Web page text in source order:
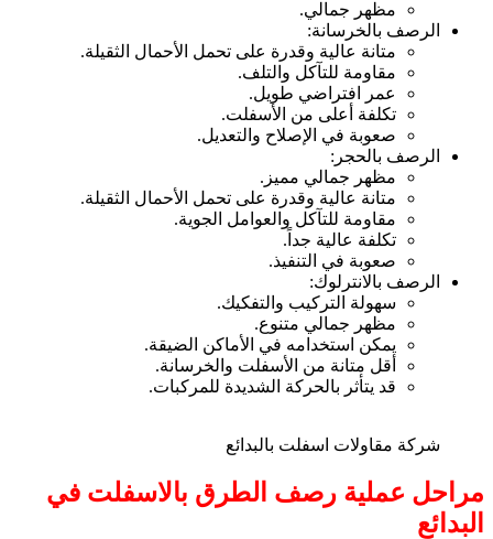
مظهر جمالي.
الرصف بالخرسانة:
متانة عالية وقدرة على تحمل الأحمال الثقيلة.
مقاومة للتآكل والتلف.
عمر افتراضي طويل.
تكلفة أعلى من الأسفلت.
صعوبة في الإصلاح والتعديل.
الرصف بالحجر:
مظهر جمالي مميز.
متانة عالية وقدرة على تحمل الأحمال الثقيلة.
مقاومة للتآكل والعوامل الجوية.
تكلفة عالية جداً.
صعوبة في التنفيذ.
الرصف بالانترلوك:
سهولة التركيب والتفكيك.
مظهر جمالي متنوع.
يمكن استخدامه في الأماكن الضيقة.
أقل متانة من الأسفلت والخرسانة.
قد يتأثر بالحركة الشديدة للمركبات.
شركة مقاولات اسفلت بالبدائع
مراحل عملية رصف الطرق بالاسفلت في
البدائع